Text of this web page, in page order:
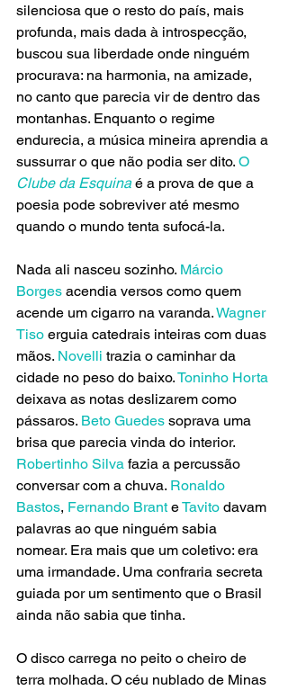
silenciosa que o resto do país, mais
profunda, mais dada à introspecção,
buscou sua liberdade onde ninguém
procurava: na harmonia, na amizade,
no canto que parecia vir de dentro das
montanhas. Enquanto o regime
endurecia, a música mineira aprendia a
sussurrar o que não podia ser dito. O
Clube da Esquina é a prova de que a
poesia pode sobreviver até mesmo
quando o mundo tenta sufocá-la.
Nada ali nasceu sozinho. Márcio
Borges acendia versos como quem
acende um cigarro na varanda. Wagner
Tiso erguia catedrais inteiras com duas
mãos. Novelli trazia o caminhar da
cidade no peso do baixo. Toninho Horta
deixava as notas deslizarem como
pássaros. Beto Guedes soprava uma
brisa que parecia vinda do interior.
Robertinho Silva fazia a percussão
conversar com a chuva. Ronaldo
Bastos, Fernando Brant e Tavito davam
palavras ao que ninguém sabia
nomear. Era mais que um coletivo: era
uma irmandade. Uma confraria secreta
guiada por um sentimento que o Brasil
ainda não sabia que tinha.
O disco carrega no peito o cheiro de
terra molhada. O céu nublado de Minas